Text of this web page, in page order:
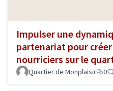
Impulser une
partenariat pour créer
nourriciers sur le
Quartier de Monplaisir 0